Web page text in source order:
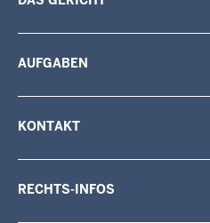
AUFGABEN
KONTAKT
RECHTS-INFOS